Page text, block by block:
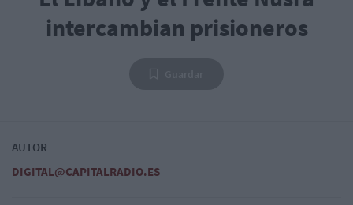
intercambian prisioneros
AUTOR
DIGITAL@CAPITALRADIO.ES